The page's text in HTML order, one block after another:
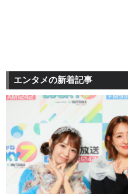
エンタメの新着記事